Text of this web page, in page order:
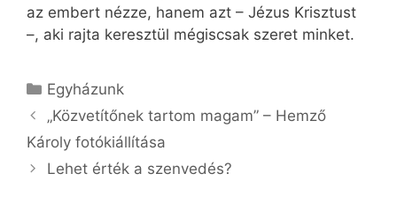
az embert nézze, hanem azt – Jézus Krisztust
–, aki rajta keresztül mégiscsak szeret minket.
Kategória
Egyházunk
„Közvetítőnek tartom magam” – Hemző
Károly fotókiállítása
Lehet érték a szenvedés?